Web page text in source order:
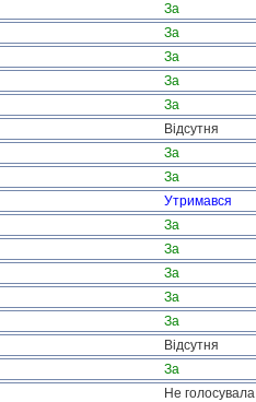
За
За
За
За
За
Відсутня
За
За
Утримався
За
За
За
За
За
Відсутня
За
Не голосувала